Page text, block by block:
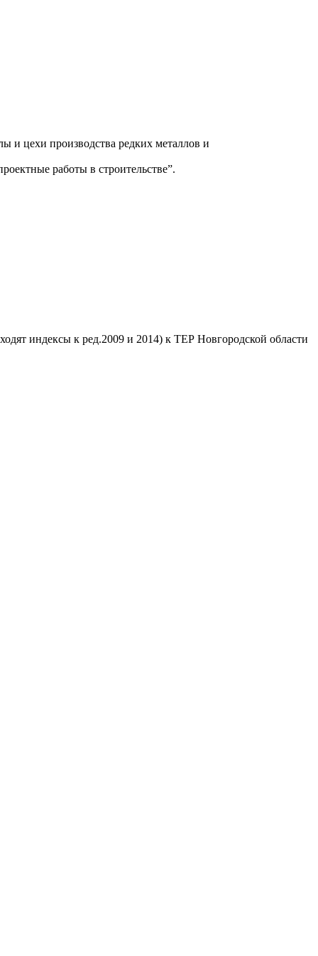
и цехи производства редких металлов и
работы в строительстве”.
индексы к ред.2009 и 2014) к ТЕР Новгородской области